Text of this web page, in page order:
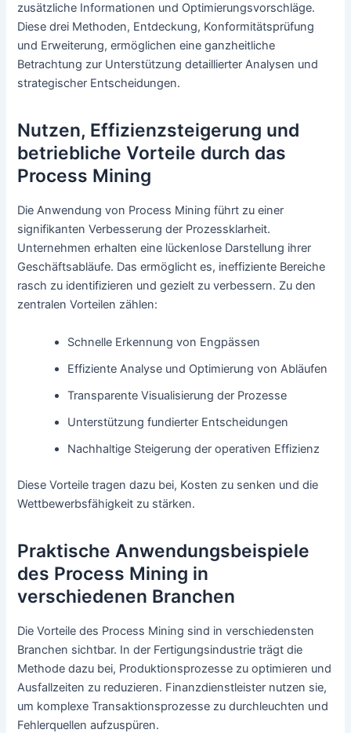
zusätzliche Informationen und Optimierungsvorschläge.
Diese drei Methoden, Entdeckung, Konformitätsprüfung
und Erweiterung, ermöglichen eine ganzheitliche
Betrachtung zur Unterstützung detaillierter Analysen und
strategischer Entscheidungen.
Nutzen, Effizienzsteigerung und
betriebliche Vorteile durch das
Process Mining
Die Anwendung von Process Mining führt zu einer
signifikanten Verbesserung der Prozessklarheit.
Unternehmen erhalten eine lückenlose Darstellung ihrer
Geschäftsabläufe. Das ermöglicht es, ineffiziente Bereiche
rasch zu identifizieren und gezielt zu verbessern. Zu den
zentralen Vorteilen zählen:
Schnelle Erkennung von Engpässen
Effiziente Analyse und Optimierung von Abläufen
Transparente Visualisierung der Prozesse
Unterstützung fundierter Entscheidungen
Nachhaltige Steigerung der operativen Effizienz
Diese Vorteile tragen dazu bei, Kosten zu senken und die
Wettbewerbsfähigkeit zu stärken.
Praktische Anwendungsbeispiele
des Process Mining in
verschiedenen Branchen
Die Vorteile des Process Mining sind in verschiedensten
Branchen sichtbar. In der Fertigungsindustrie trägt die
Methode dazu bei, Produktionsprozesse zu optimieren und
Ausfallzeiten zu reduzieren. Finanzdienstleister nutzen sie,
um komplexe Transaktionsprozesse zu durchleuchten und
Fehlerquellen aufzuspüren.